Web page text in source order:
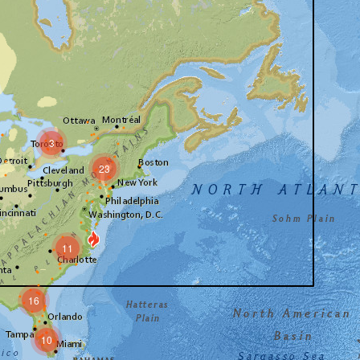
10
3
23
16
11